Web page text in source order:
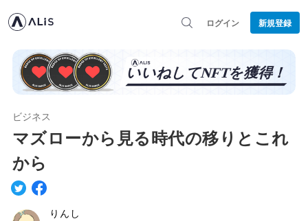
ログイン 新規登録
ビジネス
マズローから見る時代の移りとこれ
から
りんし